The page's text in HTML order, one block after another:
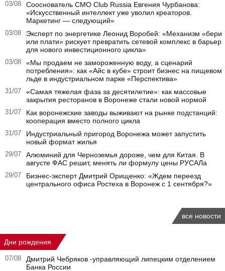
03/08
Сооснователь CMO Club Russia Евгения Чурбанова:
«Искусственный интеллект уже уволил креаторов.
Маркетинг — следующий»
03/08
Эксперт по энергетике Леонид Воробей: «Механизм «бери
или плати» рискует превратить сетевой комплекс в барьер
для нового инвестиционного цикла»
03/08
«Мы продаем не замороженную воду, а сценарий
потребления»: как «Айс в кубе» строит бизнес на пищевом
льде в индустриальном парке «Перспектива»
31/07
«Самая тяжелая фаза за десятилетие»: как массовые
закрытия ресторанов в Воронеже стали новой нормой
31/07
Как воронежские заводы выживают на рынке подстанций:
кооперация вместо полного цикла
31/07
Индустриальный пригород Воронежа может запустить
новый формат жилья
29/07
Алюминий для Черноземья дороже, чем для Китая. В
августе ФАС решит, менять ли формулу цены РУСАЛа
29/07
Бизнес-эксперт Дмитрий Орищенко: «Ждем переезд
центрального офиса Ростеха в Воронеж с 1 сентября?»
все новости
Дни рождения
07/08
Дмитрий Чебряков -управляющий липецким отделением
Банка России